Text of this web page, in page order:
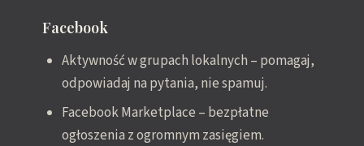
Facebook
Aktywność w grupach lokalnych – pomagaj,
odpowiadaj na pytania, nie spamuj.
Facebook Marketplace – bezpłatne
ogłoszenia z ogromnym zasięgiem.